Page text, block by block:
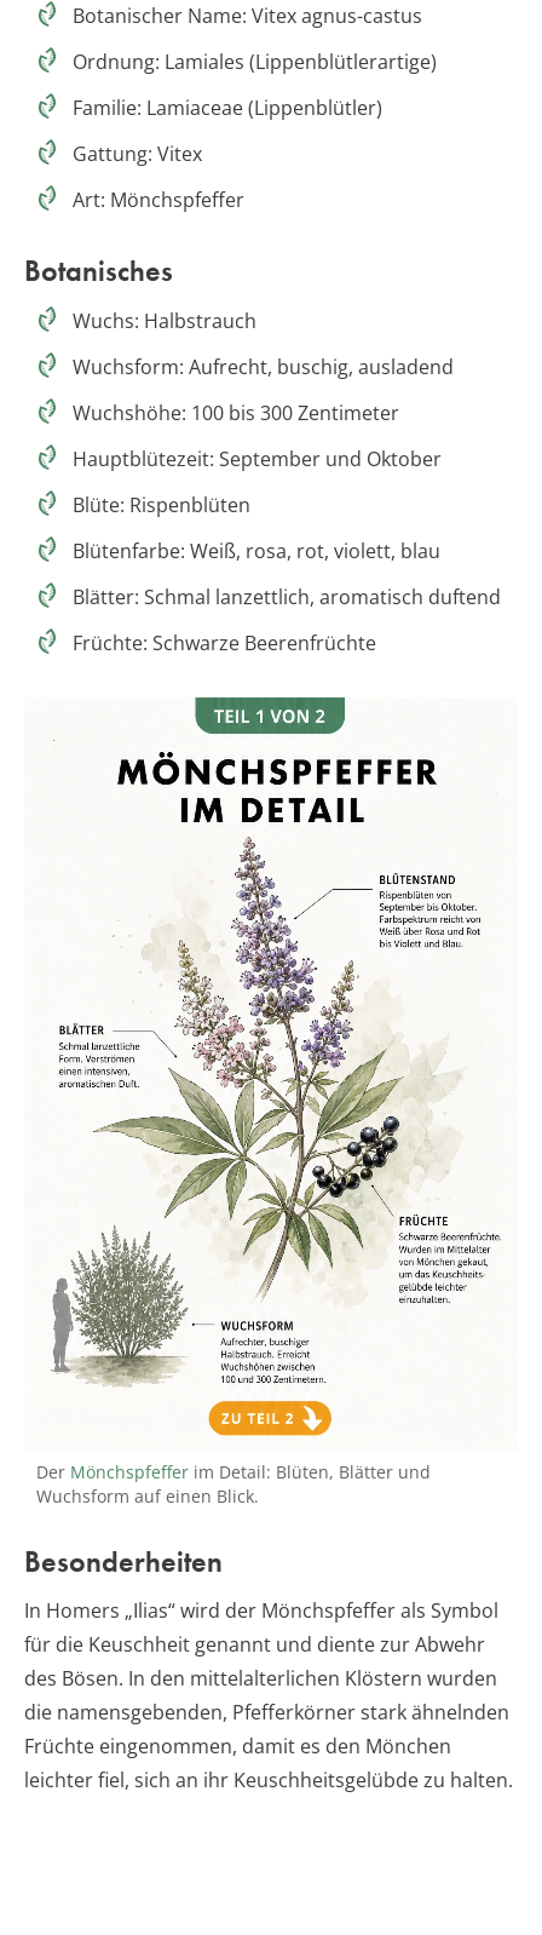
Botanischer Name: Vitex agnus-castus
Ordnung: Lamiales (Lippenblütlerartige)
Familie: Lamiaceae (Lippenblütler)
Gattung: Vitex
Art: Mönchspfeffer
Botanisches
Wuchs: Halbstrauch
Wuchsform: Aufrecht, buschig, ausladend
Wuchshöhe: 100 bis 300 Zentimeter
Hauptblütezeit: September und Oktober
Blüte: Rispenblüten
Blütenfarbe: Weiß, rosa, rot, violett, blau
Blätter: Schmal lanzettlich, aromatisch duftend
Früchte: Schwarze Beerenfrüchte
Der Mönchspfeffer im Detail: Blüten, Blätter und
Wuchsform auf einen Blick.
Besonderheiten
In Homers „Ilias“ wird der Mönchspfeffer als Symbol
für die Keuschheit genannt und diente zur Abwehr
des Bösen. In den mittelalterlichen Klöstern wurden
die namensgebenden, Pfefferkörner stark ähnelnden
Früchte eingenommen, damit es den Mönchen
leichter fiel, sich an ihr Keuschheitsgelübde zu halten.